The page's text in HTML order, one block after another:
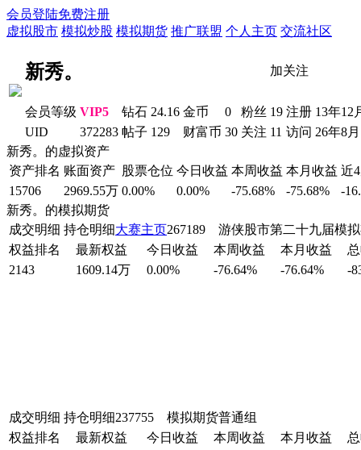
会员登陆免费注册
虚拟股市 模拟炒股 模拟期货 推广联盟 个人主页 交流社区
新秀。 加关注
会员等级 VIP5 钻石 24.16 金币 0 粉丝 19 注册 13年12
UID
372283 帖子 129 财富币 30 关注 11 访问 26年8
新秀。的虚拟资产
资产排名 账面资产 股票仓位 今日收益 本周收益 本月收益 近
15706
2969.55万 0.00% 0.00% -75.68% -75.68%
-
新秀。的模拟期货
成交明细 持仓明细大赛主页267189 游侠股市第二十九届模
权益排名
最新权益 今日收益 本周收益 本月收益
2143
1609.14万 0.00% -76.64% -76.64% -
成交明细 持仓明细237755 模拟期货普通组
权益排名
最新权益 今日收益 本周收益 本月收益